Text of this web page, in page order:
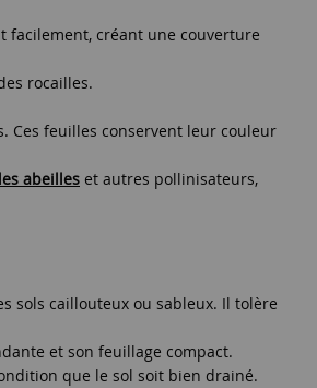
facilement, créant une couverture
rocailles.
Ces feuilles conservent leur couleur
les abeilles et autres pollinisateurs,
sols caillouteux ou sableux. Il tolère
et son feuillage compact.
que le sol soit bien drainé.